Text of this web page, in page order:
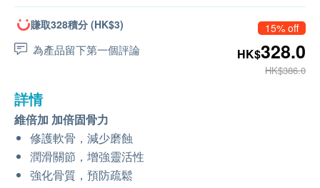
賺取328積分 (HK$3)
為產品留下第一個評論
15% off
HK$328.0
HK$386.0
詳情
維倍加 加倍固骨力
修護軟骨，減少磨蝕
潤滑關節，增強靈活性
強化骨質，預防疏鬆